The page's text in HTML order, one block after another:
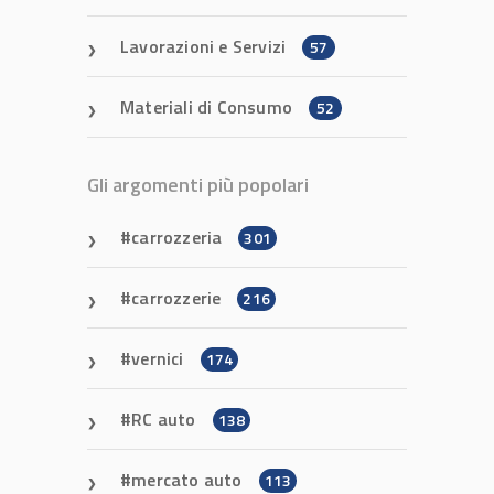
Lavorazioni e Servizi 57
Materiali di Consumo 52
Gli argomenti più popolari
carrozzeria 301
carrozzerie 216
vernici 174
RC auto 138
mercato auto 113